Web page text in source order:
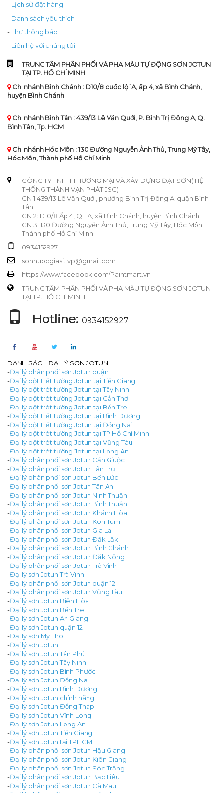
- Lịch sử đặt hàng
- Danh sách yêu thích
-Thư thông báo
- Liên hệ với chúng tôi
TRUNG TÂM PHÂN PHỐI VÀ PHA MÀU TỰ ĐỘNG SƠN JOTUN
TẠI TP. HỒ CHÍ MINH
Chi nhánh Bình Chánh : D10/8 quốc lộ 1A, ấp 4, xã Bình Chánh,
huyện Bình Chánh
Chi nhánh Bình Tân : 439/13 Lê Văn Quới, P. Bình Trị Đông A, Q.
Bình Tân, Tp. HCM
Chi nhánh Hóc Môn : 130 Đường Nguyễn Ảnh Thủ, Trung Mỹ Tây,
Hóc Môn, Thành phố Hồ Chí Minh
CÔNG TY TNHH THƯƠNG MẠI VÀ XÂY DỰNG ĐẠT SƠN( HỆ
THỐNG THÀNH VẠN PHÁT JSC)
CN 1:439/13 Lê Văn Quới, phường Bình Trị Đông A, quận Bình
Tân
CN 2: D10/8 Ấp 4, QL1A, xã Bình Chánh, huyện Bình Chánh
CN 3: 130 Đường Nguyễn Ảnh Thủ, Trung Mỹ Tây, Hóc Môn,
Thành phố Hồ Chí Minh
0934152927
sonnuocgiasi.tvp@gmail.com
https://www.facebook.com/Paintmart.vn
TRUNG TÂM PHÂN PHỐI VÀ PHA MÀU TỰ ĐỘNG SƠN JOTUN
TẠI TP. HỒ CHÍ MINH
Hotline: 0934152927
DANH SÁCH ĐẠI LÝ SƠN JOTUN
-Đại lý phân phối sơn Jotun quận 1
-Đại lý bột trét tường Jotun tại Tiền Giang
-Đại lý bột trét tường Jotun tại Tây Ninh
-Đại lý bột trét tường Jotun tại Cần Thơ
-Đại lý bột trét tường Jotun tại Bến Tre
-Đại lý bột trét tường Jotun tại Bình Dương
-Đại lý bột trét tường Jotun tại Đồng Nai
-Đại lý bột trét tường Jotun tại TP Hồ Chí Minh
-Đại lý bột trét tường Jotun tại Vũng Tàu
-Đại lý bột trét tường Jotun tại Long An
-Đại lý phân phối sơn Jotun Cần Giuộc
-Đại lý phân phối sơn Jotun Tân Trụ
-Đại lý phân phối sơn Jotun Bến Lức
-Đại lý phân phối sơn Jotun Tân An
-Đại lý phân phối sơn Jotun Ninh Thuận
-Đại lý phân phối sơn Jotun Bình Thuận
-Đại lý phân phối sơn Jotun Khánh Hòa
-Đại lý phân phối sơn Jotun Kon Tum
-Đại lý phân phối sơn Jotun Gia Lai
-Đại lý phân phối sơn Jotun Đăk Lăk
-Đại lý phân phối sơn Jotun Bình Chánh
-Đại lý phân phối sơn Jotun Đăk Nông
-Đại lý phân phối sơn Jotun Trà Vinh
-Đại lý sơn Jotun Trà Vinh
-Đại lý phân phối sơn Jotun quận 12
-Đại lý phân phối sơn Jotun Vũng Tàu
-Đại lý sơn Jotun Biên Hòa
-Đại lý sơn Jotun Bến Tre
-Đại lý sơn Jotun An Giang
-Đại lý sơn Jotun quận 12
-Đại lý sơn Mỹ Tho
-Đại lý sơn Jotun
-Đại lý sơn Jotun Tân Phú
-Đại lý sơn Jotun Tây Ninh
-Đại lý sơn Jotun Bình Phước
-Đại lý sơn Jotun Đồng Nai
-Đại lý sơn Jotun Bình Dương
-Đại lý sơn Jotun chính hãng
-Đại lý sơn Jotun Đồng Tháp
-Đại lý sơn Jotun Vĩnh Long
-Đại lý sơn Jotun Long An
-Đại lý sơn Jotun Tiền Giang
-Đại lý sơn Jotun tại TPHCM
-Đại lý phân phối sơn Jotun Hậu Giang
-Đại lý phân phối sơn Jotun Kiên Giang
-Đại lý phân phối sơn Jotun Sóc Trăng
-Đại lý phân phối sơn Jotun Bạc Liêu
-Đại lý phân phối sơn Jotun Cà Mau